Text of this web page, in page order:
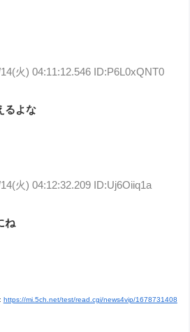
火) 04:11:12.546 ID:P6L0xQNT0
るよな
火) 04:12:32.209 ID:Uj6Oiiq1a
ね
https://mi.5ch.net/test/read.cgi/news4vip/1678731408